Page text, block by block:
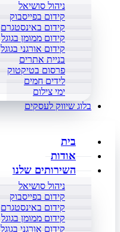
ניהול סושיאל
קידום בפייסבוק
קידום באינסטגרם
קידום ממומן בגוגל
קידום אורגני בגוגל
בניית אתרים
פרסום בטיקטוק
לידים חמים
ימי צילום
בלוג שיווק לעסקים
בית
אודות
השירותים שלנו
ניהול סושיאל
קידום בפייסבוק
קידום באינסטגרם
קידום ממומן בגוגל
קידום אורגני בגוגל